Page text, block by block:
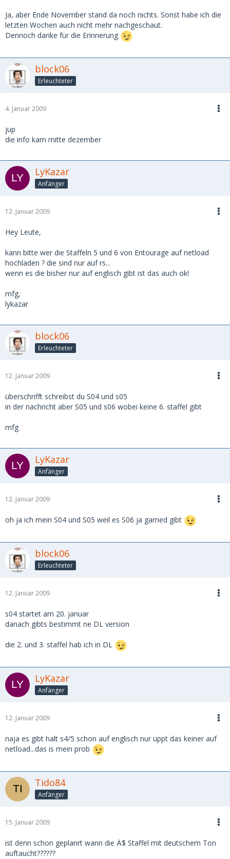
Ja, aber Ende November stand da noch nichts. Sonst habe ich die
letzten Wochen auch nicht mehr nachgeschaut.
Dennoch danke für die Erinnerung
block06
Erleuchteter
4. Januar 2009
jup
die info kam mitte dezember
LyKazar
Anfänger
12. Januar 2009
Hey Leute,
kann bitte wer die Staffeln 5 und 6 von Entourage auf netload
hochladen ? die sind nur auf rs...
wenn es die bisher nur auf englisch gibt ist das auch ok!
mfg,
lykazar
block06
Erleuchteter
12. Januar 2009
überschrifft schreibst du S04 und s05
in der nachricht aber S05 und s06 wobei keine 6. staffel gibt
mfg
LyKazar
Anfänger
12. Januar 2009
oh ja ich mein S04 und S05 weil es S06 ja garned gibt
block06
Erleuchteter
12. Januar 2009
s04 startet am 20. januar
danach gibts bestimmt ne DL version
die 2. und 3. staffel hab ich in DL
LyKazar
Anfänger
12. Januar 2009
naja es gibt halt s4/5 schon auf englisch nur uppt das keiner auf
netload...das is mein prob
Tido84
Anfänger
15. Januar 2009
ist denn schon geplanrt wann die Ä$ Staffel mit deutschem Ton
auftaucht??????